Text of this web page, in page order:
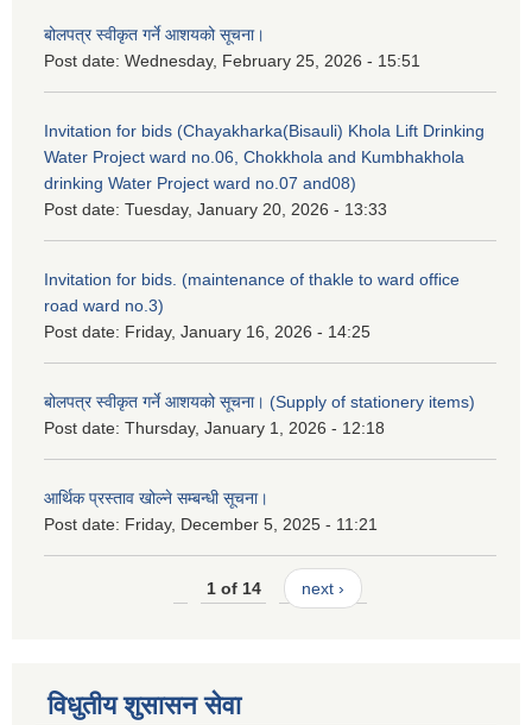
बोलपत्र स्वीकृत गर्ने आशयको सूचना।
Post date: Wednesday, February 25, 2026 - 15:51
Invitation for bids (Chayakharka(Bisauli) Khola Lift Drinking
Water Project ward no.06, Chokkhola and Kumbhakhola
drinking Water Project ward no.07 and08)
Post date: Tuesday, January 20, 2026 - 13:33
Invitation for bids. (maintenance of thakle to ward office
road ward no.3)
Post date: Friday, January 16, 2026 - 14:25
बोलपत्र स्वीकृत गर्ने आशयको सूचना। (Supply of stationery items)
Post date: Thursday, January 1, 2026 - 12:18
आर्थिक प्रस्ताव खोल्ने सम्बन्धी सूचना।
Post date: Friday, December 5, 2025 - 11:21
1 of 14 next ›
विधुतीय शुसासन सेवा